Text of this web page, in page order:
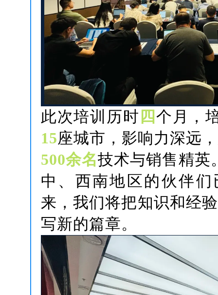
此次培训历时 四个月，
15座城市，影响力深远
500余名技术与销售精英
中、西南地区的伙伴
来，我们将把知识和经
写新的篇章。